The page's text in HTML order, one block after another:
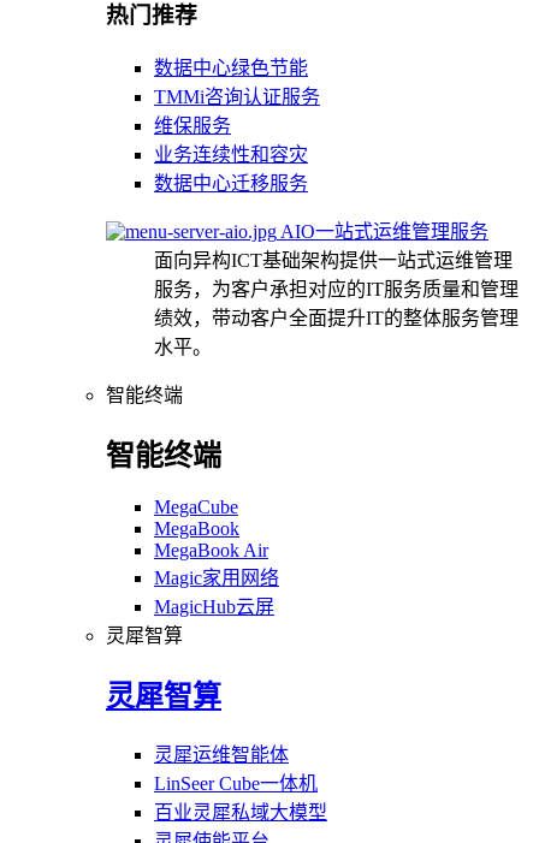
热门推荐
数据中心绿色节能
TMMi咨询认证服务
维保服务
业务连续性和容灾
数据中心迁移服务
AIO一站式运维管理服务
面向异构ICT基础架构提供一站式运维管理
服务，为客户承担对应的IT服务质量和管理
绩效，带动客户全面提升IT的整体服务管理
水平。
智能终端
智能终端
MegaCube
MegaBook
MegaBook Air
Magic家用网络
MagicHub云屏
灵犀智算
灵犀智算
灵犀运维智能体
LinSeer Cube一体机
百业灵犀私域大模型